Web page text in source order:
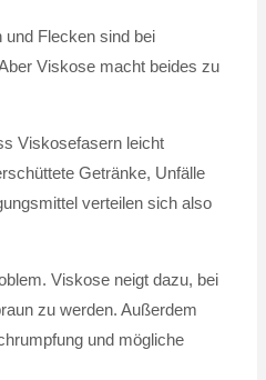
und Flecken sind bei
Viskose macht beides zu
Viskosefasern leicht
Getränke, Unfälle
verteilen sich also
Viskose neigt dazu, bei
zu werden. Außerdem
und mögliche